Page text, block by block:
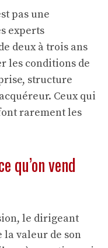
pas une
experts
deux à trois ans
les conditions de
structure
Ceux qui
rarement les
qu’on vend
le dirigeant
la valeur de son